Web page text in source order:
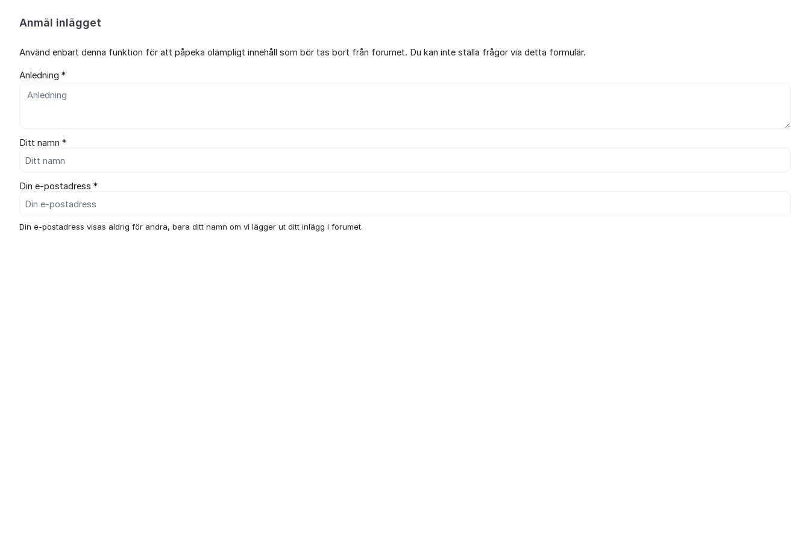
Anmäl inlägget
Använd enbart denna funktion för att påpeka olämpligt innehåll som bör tas bort från forumet. Du kan inte ställa frågor via detta formulär.
Anledning *
Ditt namn *
Din e-postadress *
Din e-postadress visas aldrig för andra, bara ditt namn om vi lägger ut ditt inlägg i forumet.